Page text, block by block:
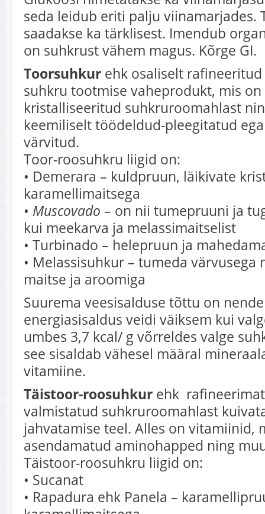
seda leidub eriti palju viinamarjades.
saadakse ka tärklisest. Imendub
on suhkrust vähem magus. Kõrge GI.
Toorsuhkur ehk osaliselt
suhkru tootmise vaheprodukt, mis on
kristalliseeritud suhkruroomahlast
keemiliselt töödeldud-pleegitatud
värvitud.
Toor-roosuhkru liigid on:
• Demerara – kuldpruun, läikivate
karamellimaitsega
• Muscovado – on nii tumepruuni ja
kui meekarva ja melassimaitselist
• Turbinado – helepruun ja
• Melassisuhkur – tumeda värvusega
maitse ja aroomiga
Suurema veesisalduse tõttu on
energiasisaldus veidi väiksem kui
umbes 3,7 kcal/ g võrreldes valge
see sisaldab vähesel määral
vitamiine.
Täistoor-roosuhkur ehk
valmistatud suhkruroomahlast
jahvatamise teel. Alles on vitamiinid,
asendamatud aminohapped ning
Täistoor-roosuhkru liigid on:
• Sucanat
• Rapadura ehk Panela –